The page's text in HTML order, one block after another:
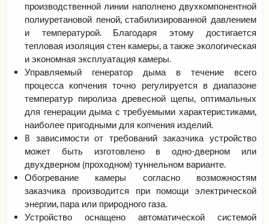
производственной линии наполнено двухкомпонентной
полиуретановой пеной, стабилизированной давлением
и температурой. Благодаря этому достигается
тепловая изоляция стен камеры, а также экологическая
и экономная эксплуатация камеры.
Управляемый генератор дыма в течение всего
процесса копчения точно регулируется в диапазоне
температур пиролиза древесной щепы, оптимальных
для генерации дыма с требуемыми характеристиками,
наиболее пригодными для копчения изделий.
B зависимости от требований заказчика устройство
может быть изготовлено в одно-дверном или
двухдверном (проходном) туннельном варианте.
Обогревание камеры согласно возможностям
заказчика производится при помощи электрической
энергии, пара или природного газа.
Устройство оснащено автоматической системой